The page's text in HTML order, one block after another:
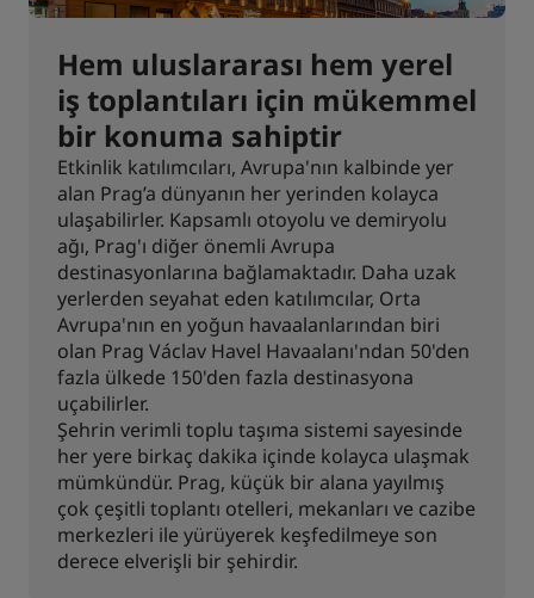
Hem uluslararası hem yerel
iş toplantıları için mükemmel
bir konuma sahiptir
Etkinlik katılımcıları, Avrupa'nın kalbinde yer
alan Prag’a dünyanın her yerinden kolayca
ulaşabilirler. Kapsamlı otoyolu ve demiryolu
ağı, Prag'ı diğer önemli Avrupa
destinasyonlarına bağlamaktadır. Daha uzak
yerlerden seyahat eden katılımcılar, Orta
Avrupa'nın en yoğun havaalanlarından biri
olan Prag Václav Havel Havaalanı'ndan 50'den
fazla ülkede 150'den fazla destinasyona
uçabilirler.
Şehrin verimli toplu taşıma sistemi sayesinde
her yere birkaç dakika içinde kolayca ulaşmak
mümkündür. Prag, küçük bir alana yayılmış
çok çeşitli toplantı otelleri, mekanları ve cazibe
merkezleri ile yürüyerek keşfedilmeye son
derece elverişli bir şehirdir.